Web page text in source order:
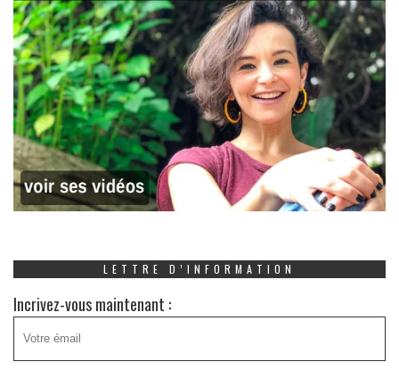
LETTRE D’INFORMATION
Incrivez-vous maintenant :